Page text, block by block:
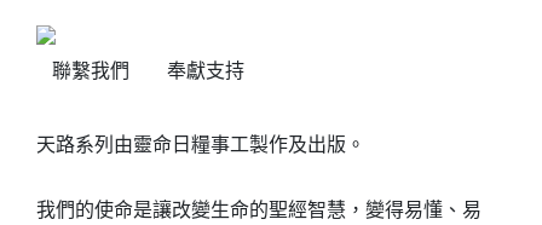
聯繫我們 奉獻支持
天路系列由靈命日糧事工製作及出版。
我們的使命是讓改變生命的聖經智慧，變得易懂、易